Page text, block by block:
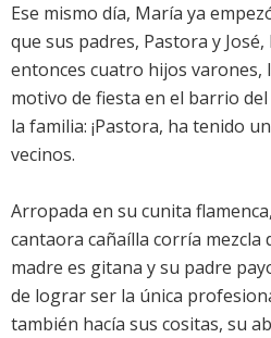
Ese mismo día, María ya
que sus padres, Pastora y
entonces cuatro hijos varones,
motivo de fiesta en el barrio
la familia: ¡Pastora, ha tenido
vecinos.
Arropada en su cunita
cantaora cañaílla corría mezcla
madre es gitana y su padre
de lograr ser la única
también hacía sus cositas, su